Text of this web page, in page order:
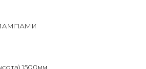
1500мм